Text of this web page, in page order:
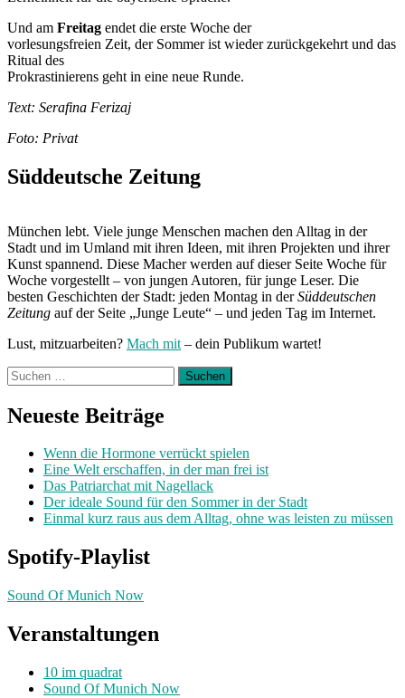
Und am Freitag endet die erste Woche der
vorlesungsfreien Zeit, der Sommer ist wieder zurückgekehrt und das
Ritual des
Prokrastinierens geht in eine neue Runde.
Text: Serafina Ferizaj
Foto: Privat
Süddeutsche Zeitung
München lebt. Viele junge Menschen machen den Alltag in der
Stadt und im Umland mit ihren Ideen, mit ihren Projekten und ihrer
Kunst spannend. Diese Macher werden auf dieser Seite Woche für
Woche vorgestellt – von jungen Autoren, für junge Leser. Die
besten Geschichten der Stadt: jeden Montag in derSüddeutschen
Zeitung auf der Seite „Junge Leute“ – und jeden Tag im Internet.
Lust, mitzuarbeiten? Mach mit – dein Publikum wartet!
Suchen
nach:
Neueste Beiträge
Wenn die Hormone verrückt spielen
Eine Welt erschaffen, in der man frei ist
Das Patriarchat mit Nagellack
Der ideale Sound für den Sommer in der Stadt
Einmal kurz raus aus dem Alltag, ohne was leisten zu müssen
Spotify-Playlist
Sound Of Munich Now
Veranstaltungen
10 im quadrat
Sound Of Munich Now